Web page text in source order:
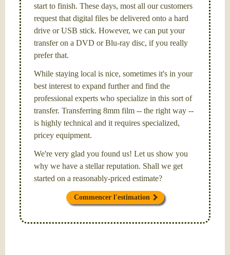
start to finish. These days, most all our customers
request that digital files be delivered onto a hard
drive or USB stick. However, we can put your
transfer on a DVD or Blu-ray disc, if you really
prefer that.
While staying local is nice, sometimes it's in your
best interest to expand further and find the
professional experts who specialize in this sort of
transfer. Transferring 8mm film -- the right way --
is highly technical and it requires specialized,
pricey equipment.
We're very glad you found us! Let us show you
why we have a stellar reputation. Shall we get
started on a reasonably-priced estimate?
Commencer l'estimation